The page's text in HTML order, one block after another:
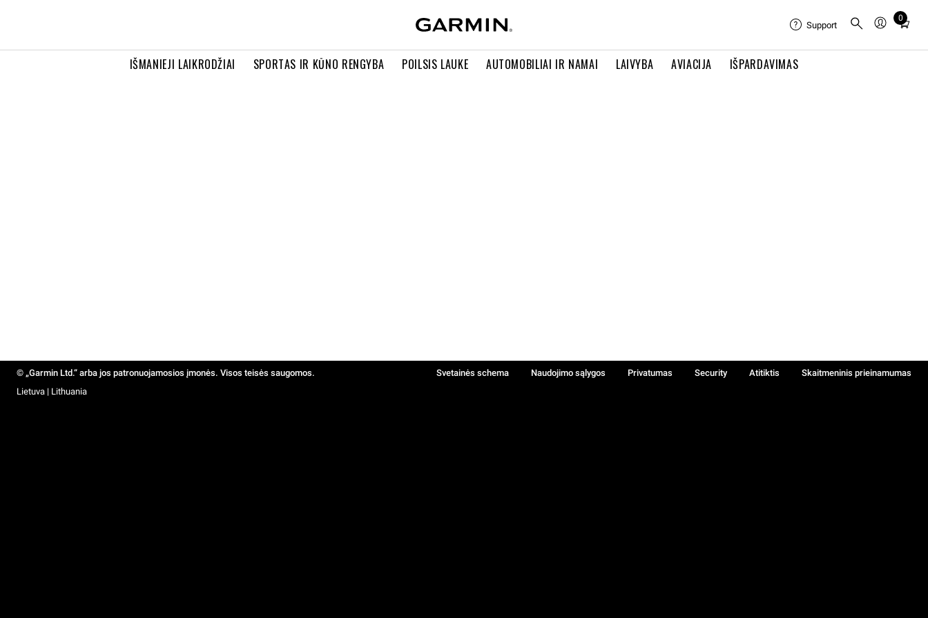
IŠMANIEJI LAIKRODŽIAI SPORTAS IR KŪNO RENGYBA POILSIS LAUKE AUTOMOBILIAI IR NAMAI LAIVYBA AVIACIJA IŠPARDAVIMAS
Support
0
Total
in
© „Garmin Ltd.“ arba jos patronuojamosios įmonės. Visos teisės saugomos. Svetainės schema Naudojimo sąlygos Privatumas Security Atitiktis
Skaitmeninis prieinamumas
Lietuva | Lithuania